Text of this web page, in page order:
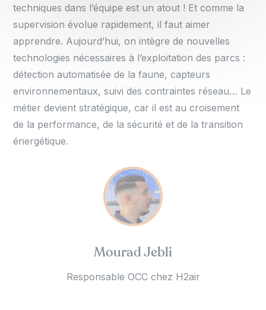
techniques dans l’équipe est un atout ! Et comme la
supervision évolue rapidement, il faut aimer
apprendre. Aujourd’hui, on intègre de nouvelles
technologies nécessaires à l’exploitation des parcs :
détection automatisée de la faune, capteurs
environnementaux, suivi des contraintes réseau… Le
métier devient stratégique, car il est au croisement
de la performance, de la sécurité et de la transition
énergétique.
Mourad Jebli
Responsable OCC chez H2air